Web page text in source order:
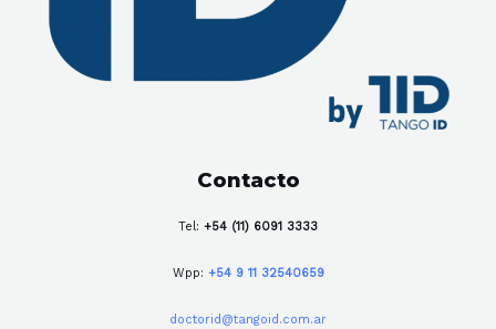
Contacto
Tel: +54 (11) 6091 3333
Wpp: +54 9 11 32540659
doctorid@tangoid.com.ar